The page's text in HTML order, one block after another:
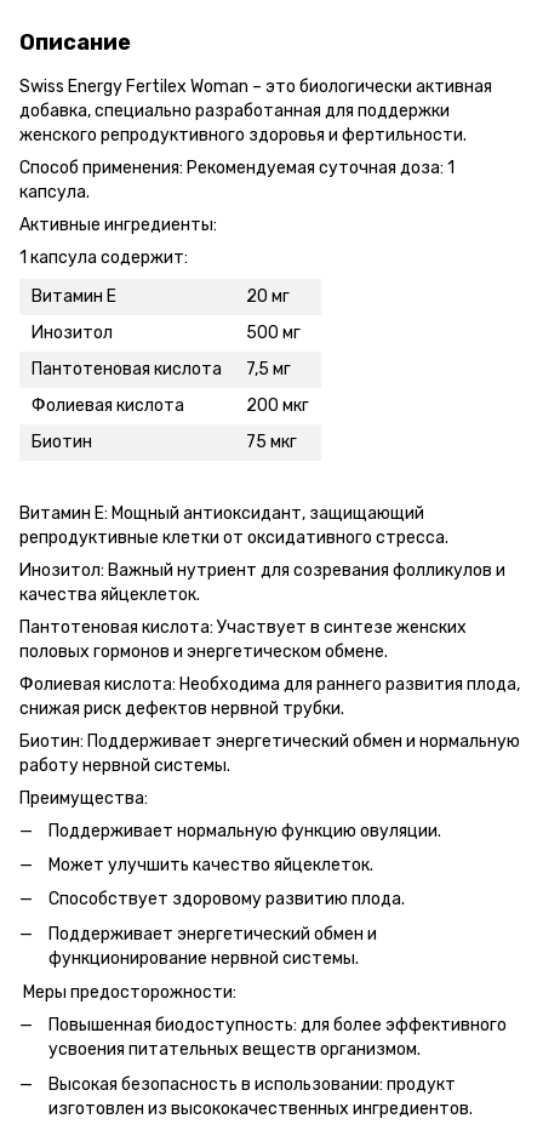
Описание
Swiss Energy Fertilex Woman – это биологически активная
добавка, специально разработанная для поддержки
женского репродуктивного здоровья и фертильности.
Способ применения: Рекомендуемая суточная доза: 1
капсула.
Активные ингредиенты:
1 капсула содержит:
Витамин E
20 мг
Инозитол
500 мг
Пантотеновая кислота
7,5 мг
Фолиевая кислота
200 мкг
Биотин
75 мкг
Витамин E: Мощный антиоксидант, защищающий
репродуктивные клетки от оксидативного стресса.
Инозитол: Важный нутриент для созревания фолликулов и
качества яйцеклеток.
Пантотеновая кислота: Участвует в синтезе женских
половых гормонов и энергетическом обмене.
Фолиевая кислота: Необходима для раннего развития плода,
снижая риск дефектов нервной трубки.
Биотин: Поддерживает энергетический обмен и нормальную
работу нервной системы.
Преимущества:
Поддерживает нормальную функцию овуляции.
Может улучшить качество яйцеклеток.
Способствует здоровому развитию плода.
Поддерживает энергетический обмен и
функционирование нервной системы.
Меры предосторожности:
Повышенная биодоступность: для более эффективного
усвоения питательных веществ организмом.
Высокая безопасность в использовании: продукт
изготовлен из высококачественных ингредиентов.